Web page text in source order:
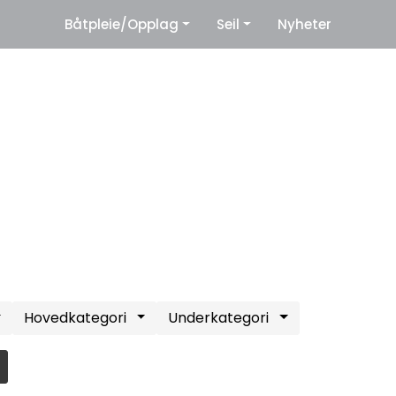
Leverandører
Båtpleie/Opplag Seil Nyheter
Hovedkategori Underkategori